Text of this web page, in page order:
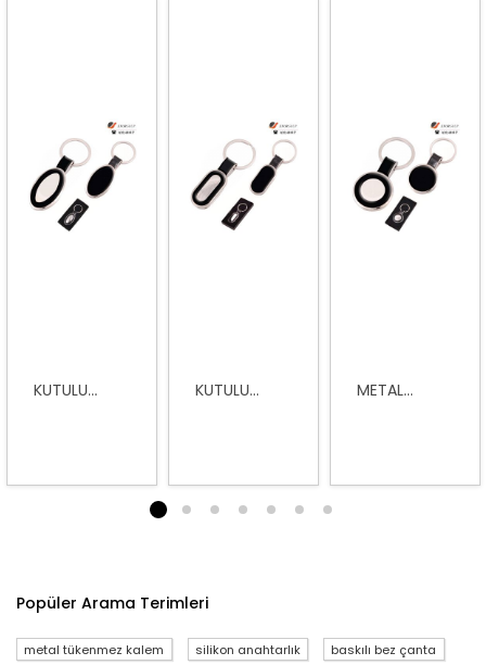
KUTULU... KUTULU... METAL...
2 3 4 5 6 7
Popüler Arama Terimleri
metal tükenmez kalem silikon anahtarlık baskılı bez çanta